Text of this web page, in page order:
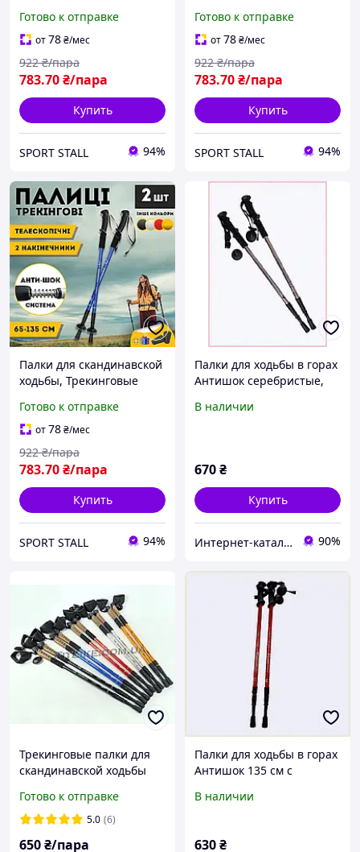
Туристические палки
Hechpro черные 3924-1
Готово к отправке
от78₴/мес
783.70₴/пара
922 ₴/пара
Купить
SPORT STALL 94%
Туристические палки
Hechpro серые 3924-1
Готово к отправке
от78₴/мес
783.70₴/пара
922 ₴/пара
Купить
SPORT STALL 94%
Палки для скандинавской
ходьбы, Трекинговые
Туристические палки
Hechpro синий 3924-1
Готово к отправке
от78₴/мес
783.70₴/пара
922 ₴/пара
Купить
SPORT STALL 94%
Палки для ходьбы в горах
Антишок серебристые,
В наличии
670₴
Купить
Интернет-кат​​алог ск​​ид​​ок Zakazov 90%
Трекинговые палки для
скандинавской ходьбы
Energia с пробковой
рукояткой
Готово к отправке
5.0 (6)
650₴/пара
Палки для ходьбы в горах
Антишок 135 см с
8060PP089
В наличии
630₴